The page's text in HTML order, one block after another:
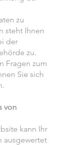
zu
steht Ihnen
der
zu.
Fragen zum
Sie sich
von
kann Ihr
ausgewertet